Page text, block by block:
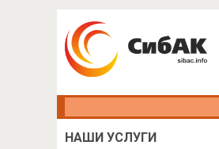
НАШИ УСЛУГИ